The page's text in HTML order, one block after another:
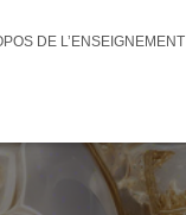
DE L’ENSEIGNEMENT